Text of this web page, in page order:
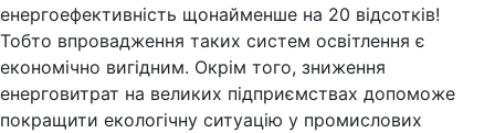
енергоефективність щонайменше на 20 відсотків!
Тобто впровадження таких систем освітлення є
економічно вигідним. Окрім того, зниження
енерговитрат на великих підприємствах допоможе
покращити екологічну ситуацію у промислових